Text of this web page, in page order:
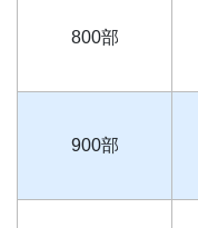
800部
900部